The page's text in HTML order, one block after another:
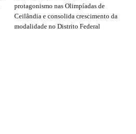
protagonismo nas Olimpíadas de
Ceilândia e consolida crescimento da
modalidade no Distrito Federal